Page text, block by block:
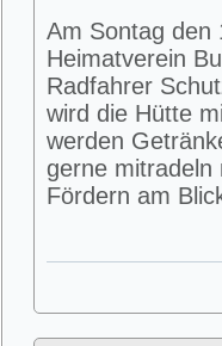
Am Sontag den
Heimatverein
Radfahrer
wird die Hütte
werden
gerne mitradeln
Fördern am